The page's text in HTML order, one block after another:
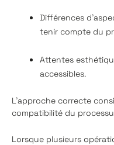
Différences
tenir compte du
Attentes
accessibles.
L’approche correcte
compatibilité du
Lorsque plusieurs